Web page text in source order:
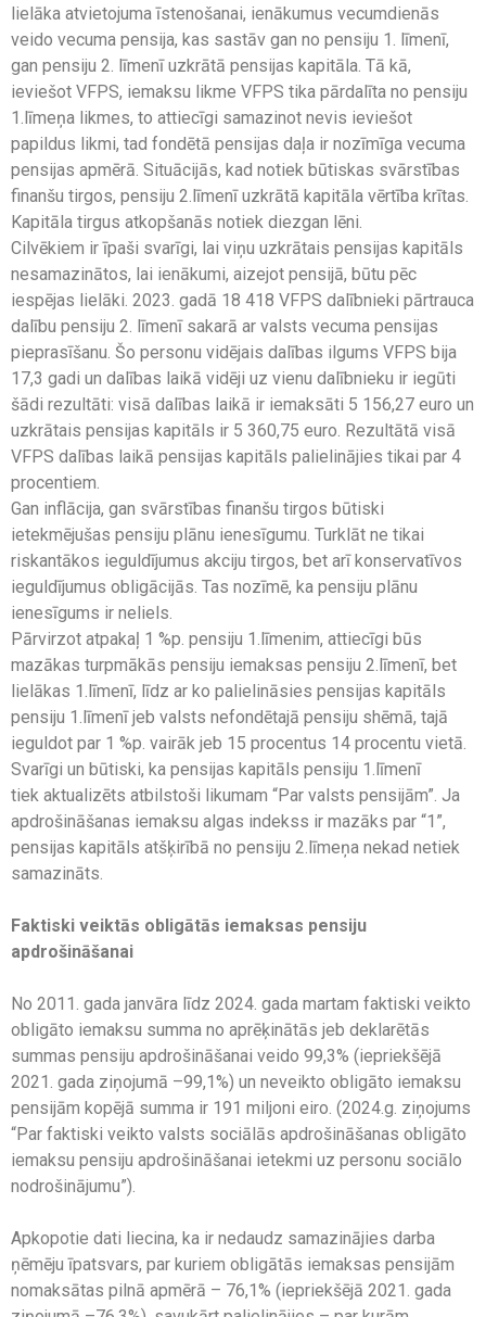
lielāka atvietojuma īstenošanai, ienākumus vecumdienās
veido vecuma pensija, kas sastāv gan no pensiju 1. līmenī,
gan pensiju 2. līmenī uzkrātā pensijas kapitāla. Tā kā,
ieviešot VFPS, iemaksu likme VFPS tika pārdalīta no pensiju
1.līmeņa likmes, to attiecīgi samazinot nevis ieviešot
papildus likmi, tad fondētā pensijas daļa ir nozīmīga vecuma
pensijas apmērā. Situācijās, kad notiek būtiskas svārstības
finanšu tirgos, pensiju 2.līmenī uzkrātā kapitāla vērtība krītas.
Kapitāla tirgus atkopšanās notiek diezgan lēni.
Cilvēkiem ir īpaši svarīgi, lai viņu uzkrātais pensijas kapitāls
nesamazinātos, lai ienākumi, aizejot pensijā, būtu pēc
iespējas lielāki. 2023. gadā 18 418 VFPS dalībnieki pārtrauca
dalību pensiju 2. līmenī sakarā ar valsts vecuma pensijas
pieprasīšanu. Šo personu vidējais dalības ilgums VFPS bija
17,3 gadi un dalības laikā vidēji uz vienu dalībnieku ir iegūti
šādi rezultāti: visā dalības laikā ir iemaksāti 5 156,27 euro un
uzkrātais pensijas kapitāls ir 5 360,75 euro. Rezultātā visā
VFPS dalības laikā pensijas kapitāls palielinājies tikai par 4
procentiem.
Gan inflācija, gan svārstības finanšu tirgos būtiski
ietekmējušas pensiju plānu ienesīgumu. Turklāt ne tikai
riskantākos ieguldījumus akciju tirgos, bet arī konservatīvos
ieguldījumus obligācijās. Tas nozīmē, ka pensiju plānu
ienesīgums ir neliels.
Pārvirzot atpakaļ 1 %p. pensiju 1.līmenim, attiecīgi būs
mazākas turpmākās pensiju iemaksas pensiju 2.līmenī, bet
lielākas 1.līmenī, līdz ar ko palielināsies pensijas kapitāls
pensiju 1.līmenī jeb valsts nefondētajā pensiju shēmā, tajā
ieguldot par 1 %p. vairāk jeb 15 procentus 14 procentu vietā.
Svarīgi un būtiski, ka pensijas kapitāls pensiju 1.līmenī
tiek aktualizēts atbilstoši likumam “Par valsts pensijām”. Ja
apdrošināšanas iemaksu algas indekss ir mazāks par “1”,
pensijas kapitāls atšķirībā no pensiju 2.līmeņa nekad netiek
samazināts.
Faktiski veiktās obligātās iemaksas pensiju
apdrošināšanai
No 2011. gada janvāra līdz 2024. gada martam faktiski veikto
obligāto iemaksu summa no aprēķinātās jeb deklarētās
summas pensiju apdrošināšanai veido 99,3% (iepriekšējā
2021. gada ziņojumā –99,1%) un neveikto obligāto iemaksu
pensijām kopējā summa ir 191 miljoni eiro. (2024.g. ziņojums
“Par faktiski veikto valsts sociālās apdrošināšanas obligāto
iemaksu pensiju apdrošināšanai ietekmi uz personu sociālo
nodrošinājumu”).
Apkopotie dati liecina, ka ir nedaudz samazinājies darba
ņēmēju īpatsvars, par kuriem obligātās iemaksas pensijām
nomaksātas pilnā apmērā – 76,1% (iepriekšējā 2021. gada